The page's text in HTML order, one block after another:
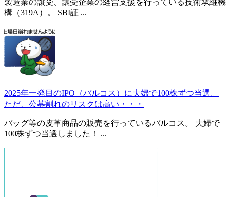
構（319A）。 SBI証 ...
2025年一発目のIPO（バルコス）に夫婦で100株ずつ当選。
ただ、公募割れのリスクは高い・・・
バッグ等の皮革商品の販売を行っているバルコス。 夫婦で
100株ずつ当選しました！ ...